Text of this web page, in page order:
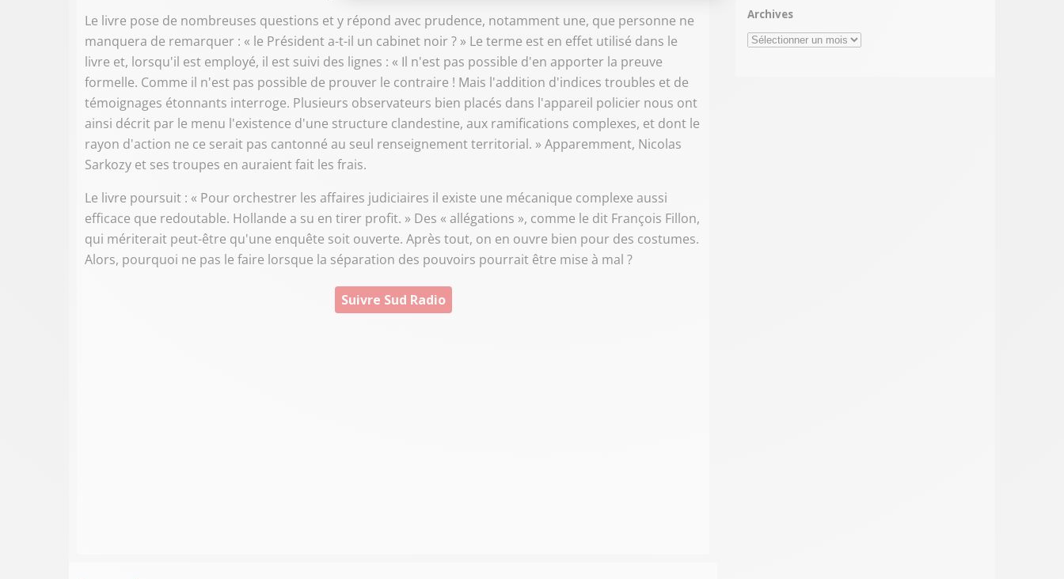
Le livre pose de nombreuses questions et y répond avec prudence, notamment une, que personne ne
manquera de remarquer : « le Président a-t-il un cabinet noir ? » Le terme est en effet utilisé dans le
livre et, lorsqu'il est employé, il est suivi des lignes : « Il n'est pas possible d'en apporter la preuve
formelle. Comme il n'est pas possible de prouver le contraire ! Mais l'addition d'indices troubles et de
témoignages étonnants interroge. Plusieurs observateurs bien placés dans l'appareil policier nous ont
ainsi décrit par le menu l'existence d'une structure clandestine, aux ramifications complexes, et dont le
rayon d'action ne ce serait pas cantonné au seul renseignement territorial. » Apparemment, Nicolas
Sarkozy et ses troupes en auraient fait les frais.
Le livre poursuit : « Pour orchestrer les affaires judiciaires il existe une mécanique complexe aussi
efficace que redoutable. Hollande a su en tirer profit. » Des « allégations », comme le dit François Fillon,
qui mériterait peut-être qu'une enquête soit ouverte. Après tout, on en ouvre bien pour des costumes.
Alors, pourquoi ne pas le faire lorsque la séparation des pouvoirs pourrait être mise à mal ?
Suivre Sud Radio
Archives
Archives